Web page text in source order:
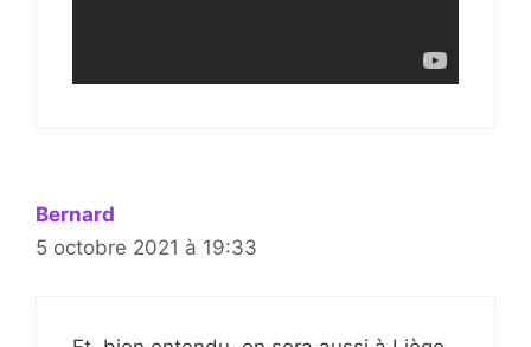
Bernard
5 octobre 2021 à 19:33